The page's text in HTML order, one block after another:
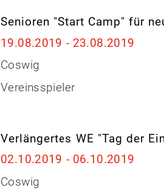
Senioren "Start Camp" für
19.08.2019 - 23.08.2019
Coswig
Vereinsspieler
Verlängertes WE "Tag der
02.10.2019 - 06.10.2019
Coswig